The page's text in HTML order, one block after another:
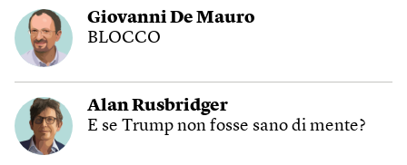
Giovanni De Mauro
BLOCCO
Alan Rusbridger
E se Trump non fosse sano di mente?